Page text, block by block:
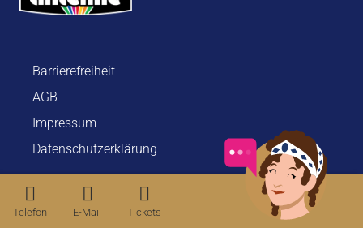
Barrierefreiheit
AGB
Impressum
Datenschutzerklärung
Telefon E-Mail Tickets